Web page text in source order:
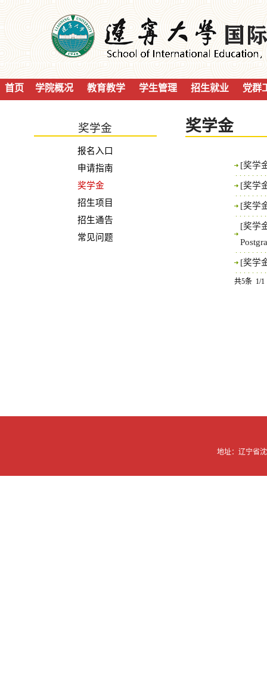
首页 学院概况 教育教学 学生管理 招生就业 党群
奖学金
报名入口
申请指南
奖学金
招生项目
招生通告
常见问题
奖学金
[奖学
[奖学
[奖学
[奖学
[奖学
共5条 1/1
地址：辽宁省